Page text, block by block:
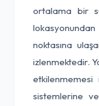
ortalama bir
noktasına
izlenmektedir.
etkilenmemesi
sistemlerine